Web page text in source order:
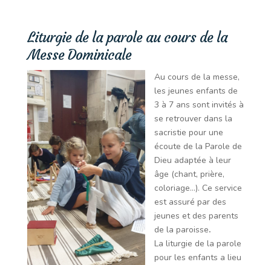
Liturgie de la parole au cours de la
Messe Dominicale
Au cours de la messe,
les jeunes enfants de
3 à 7 ans sont invités à
se retrouver dans la
sacristie pour une
écoute de la Parole de
Dieu adaptée à leur
âge (chant, prière,
colo­riage…). Ce service
est assuré par des
jeunes et des parents
de la paroisse.
La liturgie de la parole
pour les enfants a lieu